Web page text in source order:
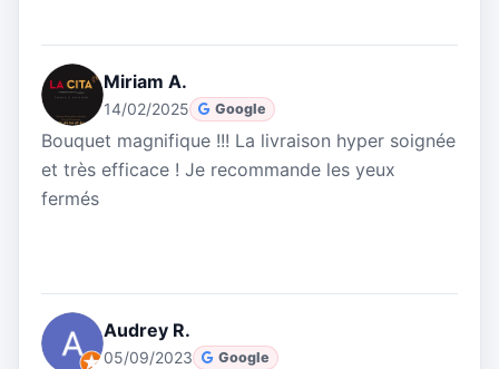
Miriam A.
14/02/2025 Google
Bouquet magnifique !!! La livraison hyper soignée
et très efficace ! Je recommande les yeux
fermés
Audrey R.
05/09/2023 Google